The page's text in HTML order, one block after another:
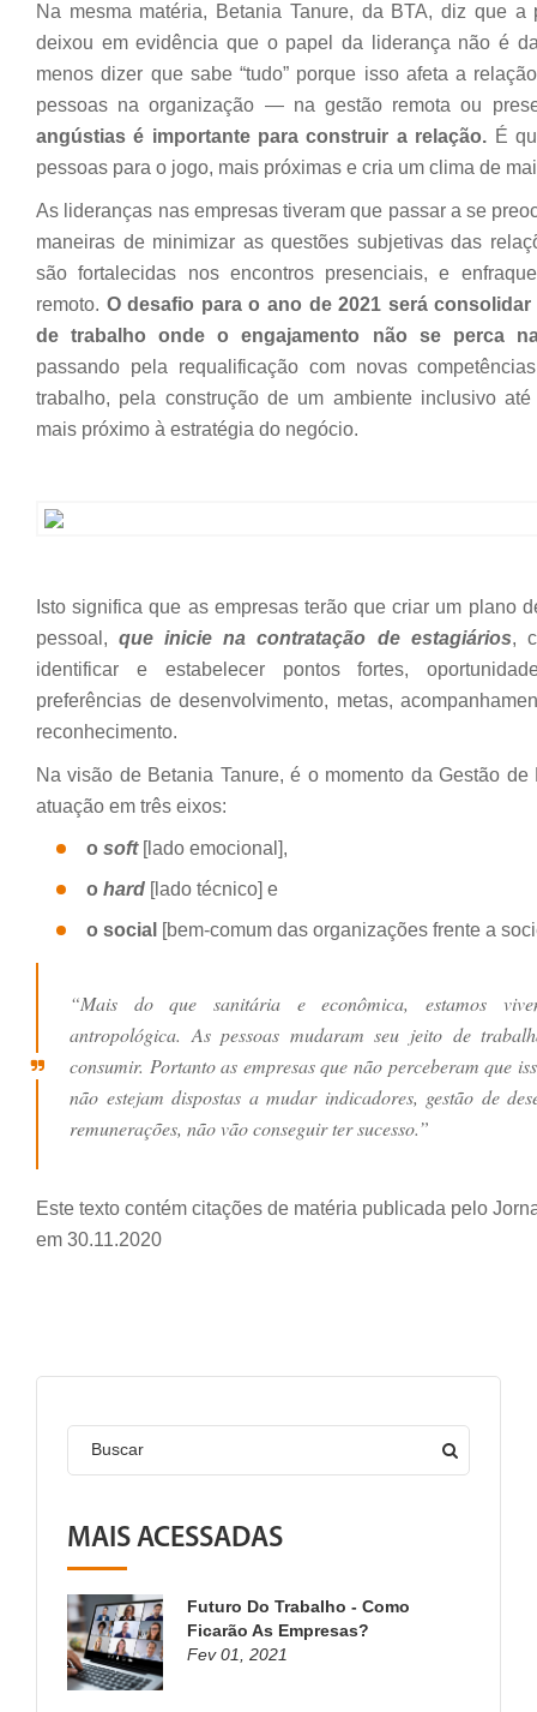
Na mesma matéria, Betania Tanure, da BTA, diz que a
deixou em evidência que o papel da liderança não é
menos dizer que sabe “tudo” porque isso afeta a
pessoas na organização — na gestão remota ou
angústias é importante para construir a relação. É
pessoas para o jogo, mais próximas e cria um clima de
As lideranças nas empresas tiveram que passar a se
maneiras de minimizar as questões subjetivas das
são fortalecidas nos encontros presenciais, e
remoto. O desafio para o ano de 2021 será
de trabalho onde o engajamento não se perca
passando pela requalificação com novas
trabalho, pela construção de um ambiente inclusivo
mais próximo à estratégia do negócio.
Isto significa que as empresas terão que criar um plano
pessoal,que inicie na contratação de estagiários,
identificar e estabelecer pontos fortes,
preferências de desenvolvimento, metas,
reconhecimento.
Na visão de Betania Tanure, é o momento da Gestão de
atuação em três eixos:
o soft [lado emocional],
o hard [lado técnico] e
o social [bem-comum das organizações frente a
“Mais do que sanitária e econômica, estamos
antropológica. As pessoas mudaram seu jeito de
consumir. Portanto as empresas que não perceberam que
não estejam dispostas a mudar indicadores, gestão de
remunerações, não vão conseguir ter sucesso.”
Este texto contém citações de matéria publicada pelo
em 30.11.2020
Buscar
MAIS ACESSADAS
Futuro Do Trabalho - Como
Ficarão As Empresas?
Fev 01, 2021